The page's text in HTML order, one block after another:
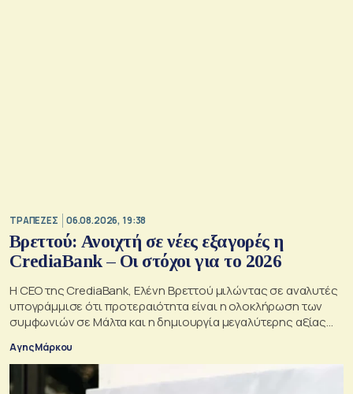
ΤΡΑΠΕΖΕΣ 06.08.2026, 19:38
Βρεττού: Ανοιχτή σε νέες εξαγορές η
CrediaBank – Οι στόχοι για το 2026
Η CEO της CrediaBank, Ελένη Βρεττού μιλώντας σε αναλυτές
υπογράμμισε ότι προτεραιότητα είναι η ολοκλήρωση των
συμφωνιών σε Μάλτα και η δημιουργία μεγαλύτερης αξίας
Αγης Μάρκου